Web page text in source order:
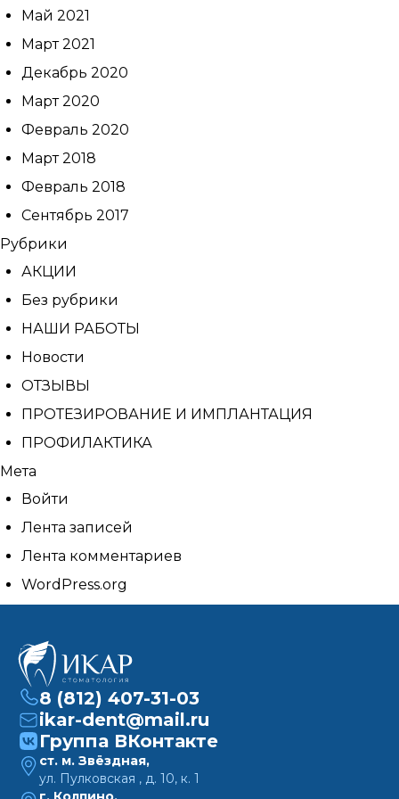
Май 2021
Март 2021
Декабрь 2020
Март 2020
Февраль 2020
Март 2018
Февраль 2018
Сентябрь 2017
Рубрики
АКЦИИ
Без рубрики
НАШИ РАБОТЫ
Новости
ОТЗЫВЫ
ПРОТЕЗИРОВАНИЕ И ИМПЛАНТАЦИЯ
ПРОФИЛАКТИКА
Мета
Войти
Лента записей
Лента комментариев
WordPress.org
8 (812) 407-31-03
ikar-dent@mail.ru
Группа ВКонтакте
ст. м. Звёздная,
ул. Пулковская , д. 10, к. 1